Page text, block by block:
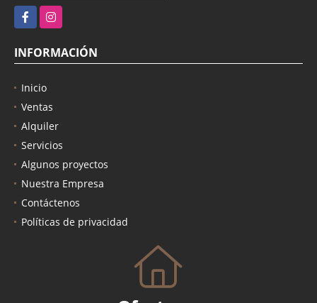
FacebookInstagram
INFORMACIÓN
Inicio
Ventas
Alquiler
Servicios
Algunos proyectos
Nuestra Empresa
Contáctenos
Políticas de privacidad